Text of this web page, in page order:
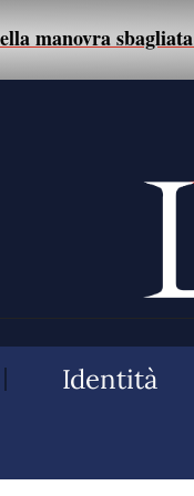
con l’auto.
Identità